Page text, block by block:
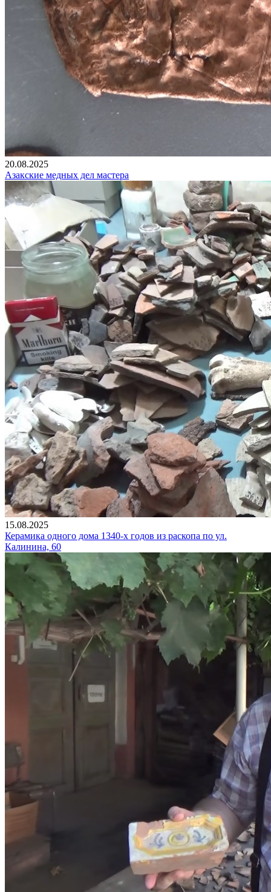
20.08.2025
Азакские медных дел мастера
15.08.2025
Керамика одного дома 1340-х годов из раскопа по ул.
Калинина, 60